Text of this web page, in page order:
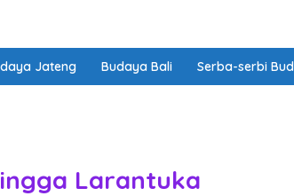
Jateng Budaya Bali Serba-serbi
Larantuka